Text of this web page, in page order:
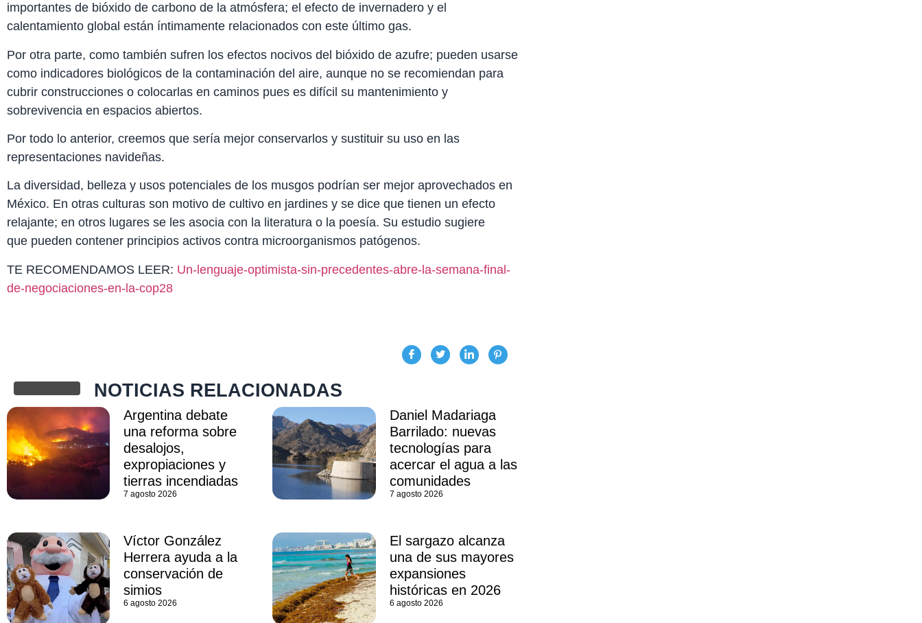
importantes de bióxido de carbono de la atmósfera; el efecto de invernadero y el
calentamiento global están íntimamente relacionados con este último gas.
Por otra parte, como también sufren los efectos nocivos del bióxido de azufre; pueden usarse
como indicadores biológicos de la contaminación del aire, aunque no se recomiendan para
cubrir construcciones o colocarlas en caminos pues es difícil su mantenimiento y
sobrevivencia en espacios abiertos.
Por todo lo anterior, creemos que sería mejor conservarlos y sustituir su uso en las
representaciones navideñas.
La diversidad, belleza y usos potenciales de los musgos podrían ser mejor aprovechados en
México. En otras culturas son motivo de cultivo en jardines y se dice que tienen un efecto
relajante; en otros lugares se les asocia con la literatura o la poesía. Su estudio sugiere
que pueden contener principios activos contra microorganismos patógenos.
TE RECOMENDAMOS LEER: Un-lenguaje-optimista-sin-precedentes-abre-la-semana-final-
de-negociaciones-en-la-cop28
NOTICIAS RELACIONADAS
Argentina debate
una reforma sobre
desalojos,
expropiaciones y
tierras incendiadas
7 agosto 2026
Daniel Madariaga
Barrilado: nuevas
tecnologías para
acercar el agua a las
comunidades
7 agosto 2026
Víctor González
Herrera ayuda a la
conservación de
simios
6 agosto 2026
El sargazo alcanza
una de sus mayores
expansiones
históricas en 2026
6 agosto 2026